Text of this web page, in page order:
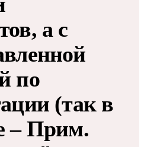
а с
по
(так в
– Прим.